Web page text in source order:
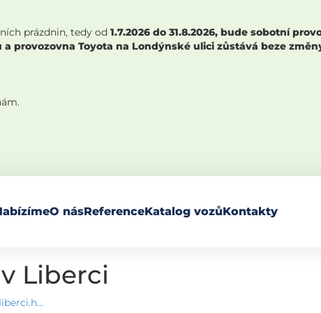
prázdnin, tedy od 1.7.2026 do 31.8.2026, bude sobotní
provozovna Toyota na Londýnské ulici zůstává beze
O násReferenceKatalog vozůKontakty
Liberci